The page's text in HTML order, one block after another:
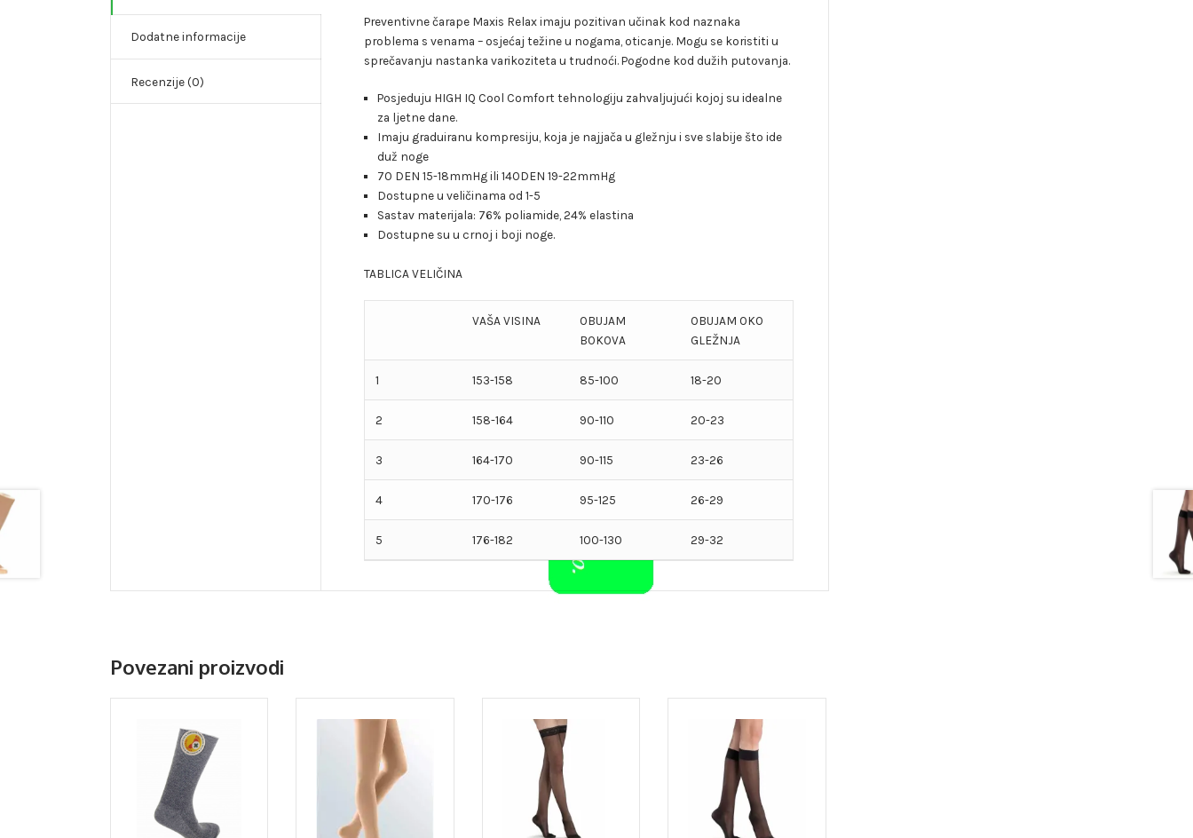
Dodatne informacije
Recenzije (0)
Preventivne čarape Maxis Relax imaju pozitivan učinak kod naznaka
problema s venama – osjećaj težine u nogama, oticanje. Mogu se koristiti u
sprečavanju nastanka varikoziteta u trudnoći. Pogodne kod dužih putovanja.
Posjeduju HIGH IQ Cool Comfort tehnologiju zahvaljujući kojoj su idealne
za ljetne dane.
Imaju graduiranu kompresiju, koja je najjača u gležnju i sve slabije što ide
duž noge
70 DEN 15-18mmHg ili 140DEN 19-22mmHg
Dostupne u veličinama od 1-5
Sastav materijala: 76% poliamide, 24% elastina
Dostupne su u crnoj i boji noge.
TABLICA VELIČINA
VAŠA VISINA
OBUJAM
BOKOVA
OBUJAM OKO
GLEŽNJA
1 153-158 85-100 18-20
2 158-164 90-110 20-23
3 164-170 90-115 23-26
4 170-176 95-125 26-29
5 176-182 100-130 29-32
Povezani proizvodi